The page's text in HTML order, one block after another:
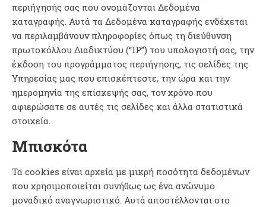
περιήγησής σας που ονομάζονται Δεδομένα
καταγραφής. Αυτά τα Δεδομένα καταγραφής ενδέχεται
να περιλαμβάνουν πληροφορίες όπως τη διεύθυνση
πρωτοκόλλου Διαδικτύου (“IP”) του υπολογιστή σας, την
έκδοση του προγράμματος περιήγησης, τις σελίδες της
Υπηρεσίας μας που επισκέπτεστε, την ώρα και την
ημερομηνία της επίσκεψής σας, τον χρόνο που
αφιερώσατε σε αυτές τις σελίδες και άλλα στατιστικά
στοιχεία.
Μπισκότα
Τα cookies είναι αρχεία με μικρή ποσότητα δεδομένων
που χρησιμοποιείται συνήθως ως ένα ανώνυμο
μοναδικό αναγνωριστικό. Αυτά αποστέλλονται στο